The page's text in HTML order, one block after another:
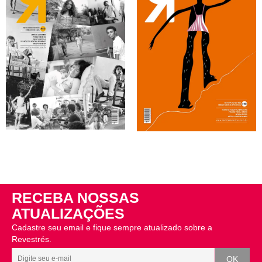
RECEBA NOSSAS
ATUALIZAÇÕES
Cadastre seu email e fique sempre atualizado sobre a
Revestrés.